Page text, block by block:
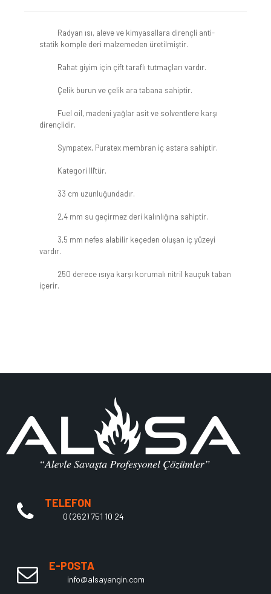
Radyan ısı, aleve ve kimyasallara dirençli anti-
statik komple deri malzemeden üretilmiştir.
Rahat giyim için çift taraflı tutmaçları vardır.
Çelik burun ve çelik ara tabana sahiptir.
Fuel oil, madeni yağlar asit ve solventlere karşı
dirençlidir.
Sympatex, Puratex membran iç astara sahiptir.
Kategori III'tür.
33 cm uzunluğundadır.
2,4 mm su geçirmez deri kalınlığına sahiptir.
3,5 mm nefes alabilir keçeden oluşan iç yüzeyi
vardır.
250 derece ısıya karşı korumalı nitril kauçuk taban
içerir.
TELEFON
0 (262) 751 10 24
E-POSTA
info@alsayangin.com